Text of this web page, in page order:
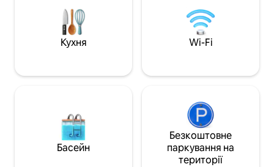
басейн (2x4 м). Кілька приємних зон на
відкритому повітрі для будь-якої пори
дня. Сонце цілий день. Тренажерний
зал з біговою доріжкою, гирями та
або спокійними днями.
знаходиться в
і відомий
Норвегії та
Велопрогулянки
Квартира
Кухня Wi-Fi
Басейн
Безкоштовне
паркування на
території